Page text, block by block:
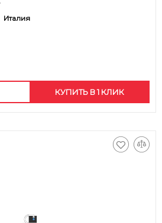
Италия
КУПИТЬ В 1 КЛИК